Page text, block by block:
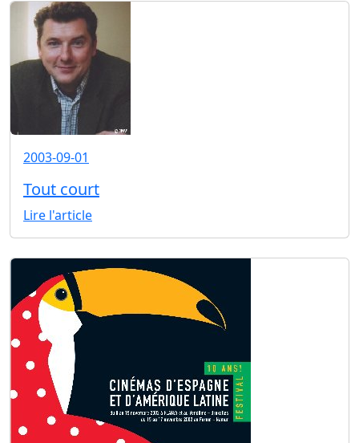
2003-09-01
Tout court
Lire l'article